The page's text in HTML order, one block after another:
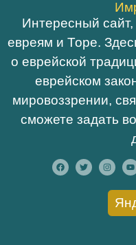
Интересный
евреям и Торе.
о еврейской
еврейском
мировоззрении,
сможете задать